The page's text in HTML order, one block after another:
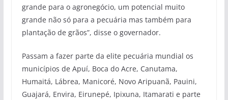
grande para o agronegócio, um potencial muito
grande não só para a pecuária mas também para
plantação de grãos”, disse o governador.
Passam a fazer parte da elite pecuária mundial os
municípios de Apuí, Boca do Acre, Canutama,
Humaitá, Lábrea, Manicoré, Novo Aripuanã, Pauini,
Guajará, Envira, Eirunepé, Ipixuna, Itamarati e parte